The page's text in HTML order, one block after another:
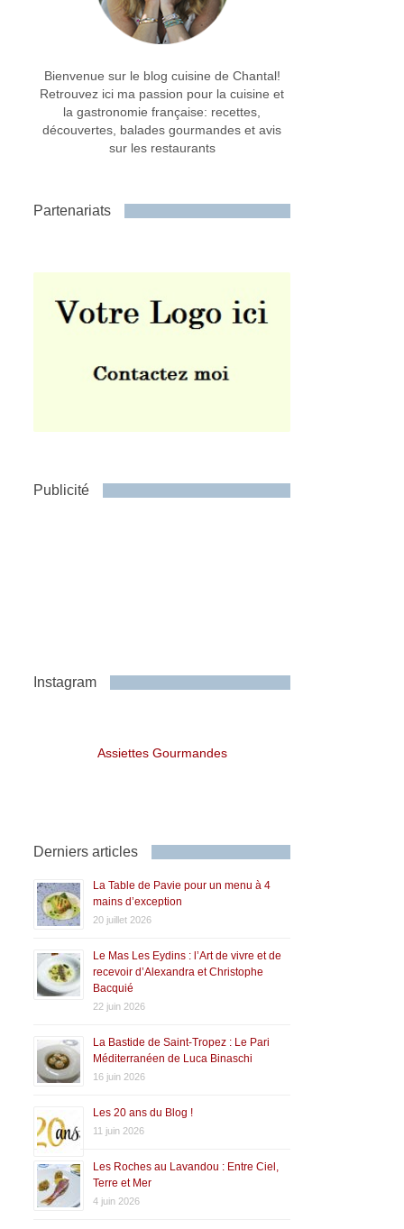
Bienvenue sur le blog cuisine de Chantal!
Retrouvez ici ma passion pour la cuisine et
la gastronomie française: recettes,
découvertes, balades gourmandes et avis
sur les restaurants
Partenariats
Publicité
Instagram
Assiettes Gourmandes
Derniers articles
La Table de Pavie pour un menu à 4
mains d’exception
20 juillet 2026
Le Mas Les Eydins : l’Art de vivre et de
recevoir d’Alexandra et Christophe
Bacquié
22 juin 2026
La Bastide de Saint-Tropez : Le Pari
Méditerranéen de Luca Binaschi
16 juin 2026
Les 20 ans du Blog !
11 juin 2026
Les Roches au Lavandou : Entre Ciel,
Terre et Mer
4 juin 2026